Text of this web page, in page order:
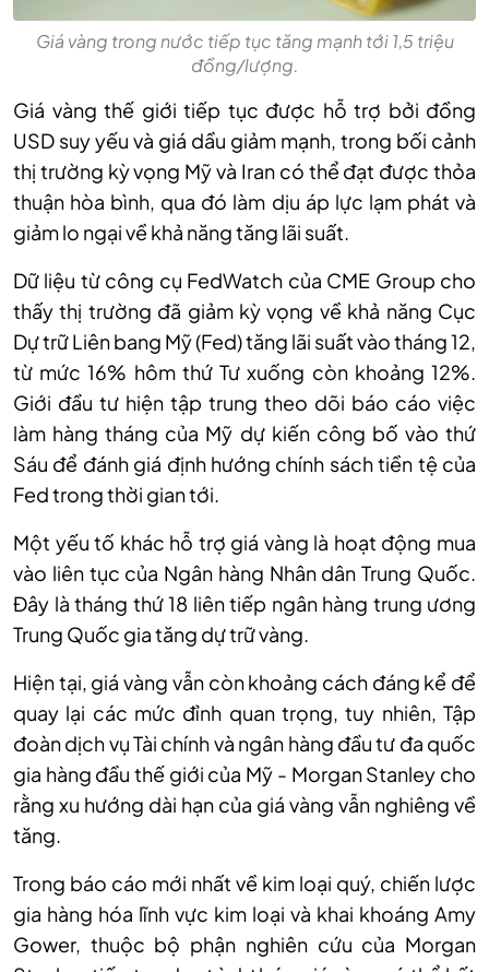
Giá vàng trong nước tiếp tục tăng mạnh tới 1,5 triệu
đồng/lượng.
Giá vàng thế giới tiếp tục được hỗ trợ bởi đồng
USD suy yếu và giá dầu giảm mạnh, trong bối cảnh
thị trường kỳ vọng Mỹ và Iran có thể đạt được thỏa
thuận hòa bình, qua đó làm dịu áp lực lạm phát và
giảm lo ngại về khả năng tăng lãi suất.
Dữ liệu từ công cụ FedWatch của CME Group cho
thấy thị trường đã giảm kỳ vọng về khả năng Cục
Dự trữ Liên bang Mỹ (Fed) tăng lãi suất vào tháng 12,
từ mức 16% hôm thứ Tư xuống còn khoảng 12%.
Giới đầu tư hiện tập trung theo dõi báo cáo việc
làm hàng tháng của Mỹ dự kiến công bố vào thứ
Sáu để đánh giá định hướng chính sách tiền tệ của
Fed trong thời gian tới.
Một yếu tố khác hỗ trợ giá vàng là hoạt động mua
vào liên tục của Ngân hàng Nhân dân Trung Quốc.
Đây là tháng thứ 18 liên tiếp ngân hàng trung ương
Trung Quốc gia tăng dự trữ vàng.
Hiệntại, giá vàng vẫn còn khoảng cách đáng kể để
quay lại các mức đỉnh quan trọng, tuy nhiên,Tập
đoàn dịch vụ Tài chính và ngân hàng đầu tư đa quốc
gia hàng đầu thế giới của Mỹ - Morgan Stanley cho
rằng xu hướng dài hạn của giá vàng vẫn nghiêng về
tăng.
Trong báo cáo mới nhất về kim loại quý, chiến lược
gia hàng hóa lĩnh vực kim loại và khai khoáng Amy
Gower, thuộc bộ phận nghiên cứu của Morgan